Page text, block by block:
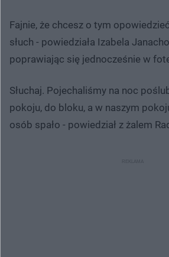
Fajnie, że chcesz o tym
słuch - powiedziała Izabela
poprawiając się jednocześnie w
Słuchaj. Pojechaliśmy na noc
pokoju, do bloku, a w naszym
osób spało - powiedział z żalem